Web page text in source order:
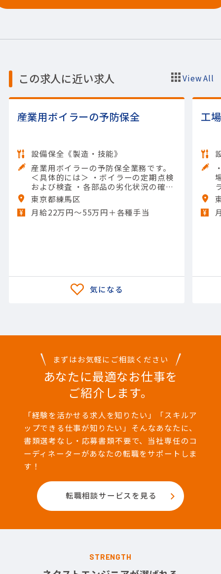
この求人に近い求人 View All
産業用ボイラーの予防保全
設備保全《製造・技能》
産業用ボイラーの予防保全業務です。
＜具体的には＞ ・ボイラーの定期点検
および検査 ・各部品の劣化状況の確認
・清掃作業およびスケール除去 ・運転
データの分析および報告 ・保守計画の
策定および実施 【担当製品】(機械)水
東京都練馬区
月給22万円〜55万円＋各種手当
工
まずはお気軽にご相談ください
あなたに最適なお仕事を
ご紹介します。
「経験を活かせる求人を知りたい」「スキルア
ップできる仕事が知りたい」そんなあなたに、
書類選考なし・応募書類不要で、当社専任のコ
ーディネーターがあなたの転職をサポートしま
す！
転職相談サービスを見る
STRENGTH